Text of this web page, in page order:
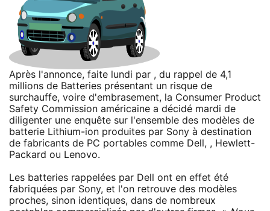
Après l'annonce, faite lundi par , du rappel de 4,1
millions de Batteries présentant un risque de
surchauffe, voire d'embrasement, la Consumer Product
Safety Commission américaine a décidé mardi de
diligenter une enquête sur l'ensemble des modèles de
batterie Lithium-ion produites par Sony à destination
de fabricants de PC portables comme Dell, , Hewlett-
Packard ou Lenovo.
Les batteries rappelées par Dell ont en effet été
fabriquées par Sony, et l'on retrouve des modèles
proches, sinon identiques, dans de nombreux